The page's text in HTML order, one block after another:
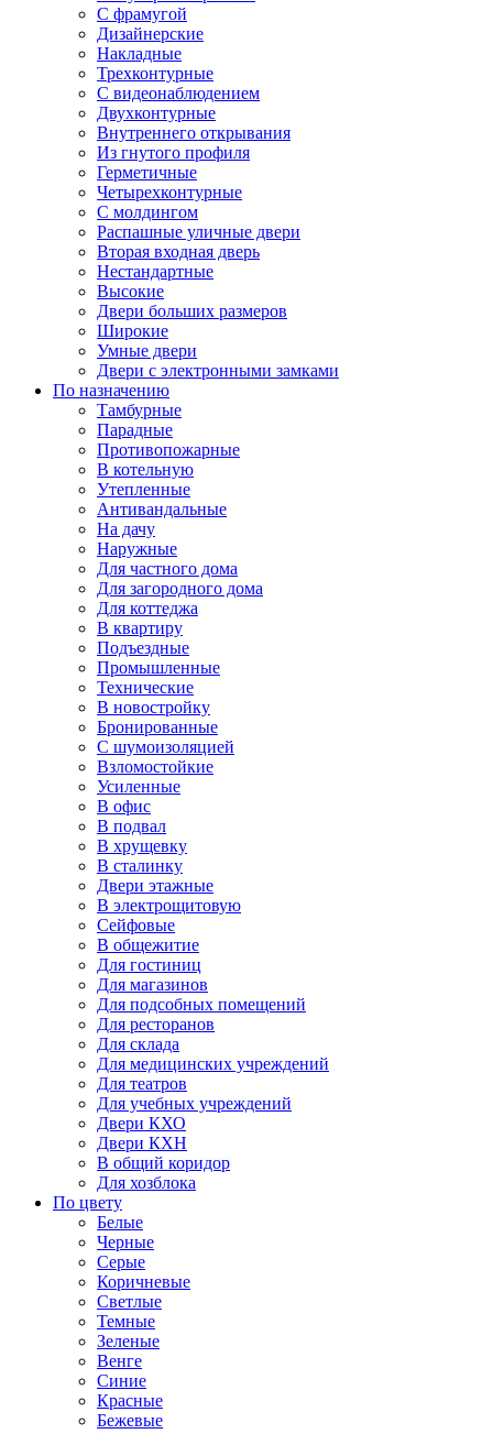
С фрамугой
Дизайнерские
Накладные
Трехконтурные
С видеонаблюдением
Двухконтурные
Внутреннего открывания
Из гнутого профиля
Герметичные
Четырехконтурные
С молдингом
Распашные уличные двери
Вторая входная дверь
Нестандартные
Высокие
Двери больших размеров
Широкие
Умные двери
Двери с электронными замками
По назначению
Тамбурные
Парадные
Противопожарные
В котельную
Утепленные
Антивандальные
На дачу
Наружные
Для частного дома
Для загородного дома
Для коттеджа
В квартиру
Подъездные
Промышленные
Технические
В новостройку
Бронированные
С шумоизоляцией
Взломостойкие
Усиленные
В офис
В подвал
В хрущевку
В сталинку
Двери этажные
В электрощитовую
Сейфовые
В общежитие
Для гостиниц
Для магазинов
Для подсобных помещений
Для ресторанов
Для склада
Для медицинских учреждений
Для театров
Для учебных учреждений
Двери КХО
Двери КХН
В общий коридор
Для хозблока
По цвету
Белые
Черные
Серые
Коричневые
Светлые
Темные
Зеленые
Венге
Синие
Красные
Бежевые